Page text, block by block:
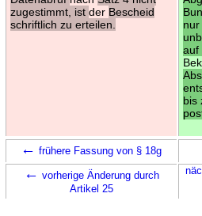
zugestimmt, ist der Bescheid
schriftlich zu erteilen.
auf
bis
← frühere Fassung von § 18g
← vorherige Änderung durch
Artikel 25